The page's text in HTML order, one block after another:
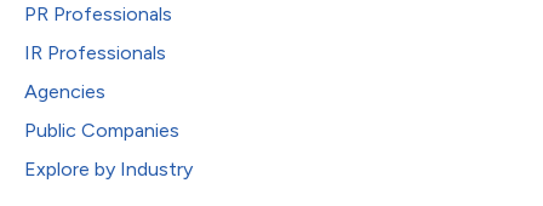
PR Professionals
IR Professionals
Agencies
Public Companies
Explore by Industry